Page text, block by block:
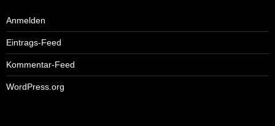
Anmelden
Eintrags-Feed
Kommentar-Feed
WordPress.org